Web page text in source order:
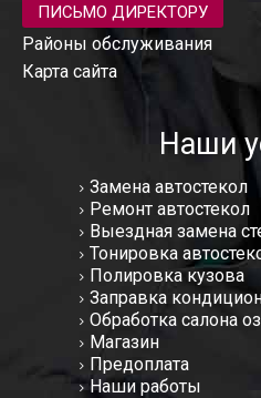
ПИСЬМО ДИРЕКТОРУ
Районы обслуживания
Карта сайта
Наши
Замена автостекол
Ремонт автостекол
Выездная замена
Тонировка
Полировка кузова
Заправка
Обработка салона
Магазин
Предоплата
Наши работы